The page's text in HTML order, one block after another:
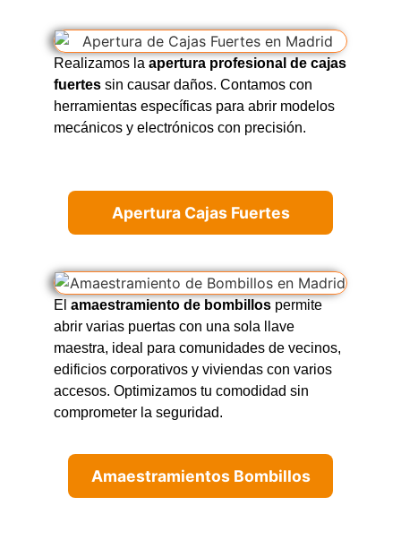
Realizamos la apertura profesional de cajas
fuertes sin causar daños. Contamos con
herramientas específicas para abrir modelos
mecánicos y electrónicos con precisión.
Apertura Cajas Fuertes
El amaestramiento de bombillos permite
abrir varias puertas con una sola llave
maestra, ideal para comunidades de vecinos,
edificios corporativos y viviendas con varios
accesos. Optimizamos tu comodidad sin
comprometer la seguridad.
Amaestramientos Bombillos